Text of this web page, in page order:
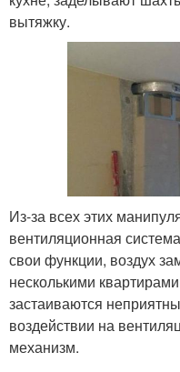
вытяжку.
Из-за всех этих
вентиляционная
свои функции, воздух
несколькими
застаиваются
воздействии на
механизм.